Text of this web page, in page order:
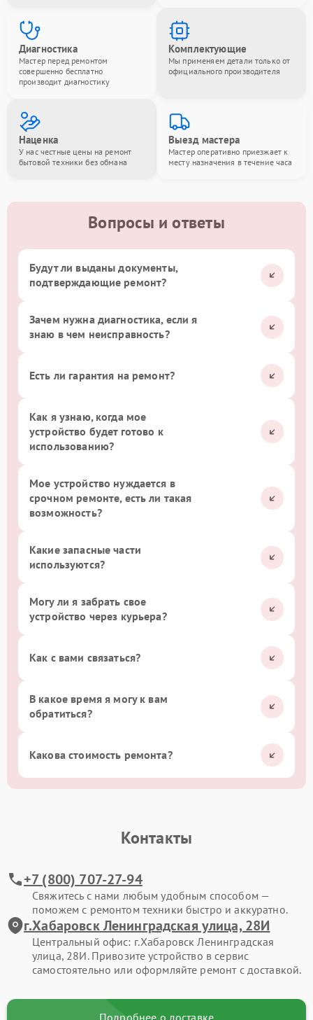
Диагностика
Мастер перед ремонтом
совершенно бесплатно
производит диагностику
Комплектующие
Мы применяем детали только от
официального производителя
Наценка
У нас честные цены на ремонт
бытовой техники без обмана
Выезд мастера
Мастер оперативно приезжает к
месту назначения в течение часа
Вопросы и ответы
Будут ли выданы документы,
подтверждающие ремонт?
Зачем нужна диагностика, если я
знаю в чем неисправность?
Есть ли гарантия на ремонт?
Как я узнаю, когда мое
устройство будет готово к
использованию?
Мое устройство нуждается в
срочном ремонте, есть ли такая
возможность?
Какие запасные части
используются?
Могу ли я забрать свое
устройство через курьера?
Как с вами связаться?
В какое время я могу к вам
обратиться?
Какова стоимость ремонта?
Контакты
+7 (800) 707-27-94
Свяжитесь с нами любым удобным способом —
поможем с ремонтом техники быстро и аккуратно.
г.Хабаровск Ленинградская улица, 28И
Центральный офис: г.Хабаровск Ленинградская
улица, 28И. Привозите устройство в сервис
самостоятельно или оформляйте ремонт с доставкой.